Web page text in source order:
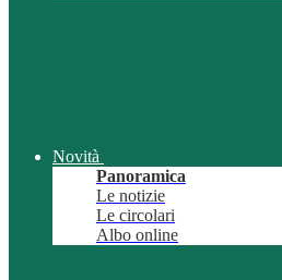
Novità
Panoramica
Le notizie
Le circolari
Albo online